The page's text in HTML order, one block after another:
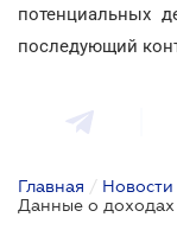
потенциальных
последующий
Главная / Новости